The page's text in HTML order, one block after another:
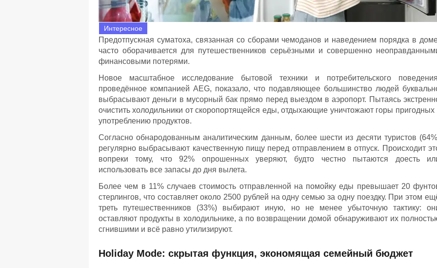
Интересное
Предотпускная суматоха, связанная со сборами чемоданов и наведением порядка в
часто оборачивается для путешественников серьёзными и совершенно
финансовыми потерями.
Новое масштабное исследование бытовой техники и потребительского
проведённое компанией AEG, показало, что подавляющее большинство людей
выбрасывают деньги в мусорный бак прямо перед выездом в аэропорт. Пытаясь
очистить холодильники от скоропортящейся еды, отдыхающие уничтожают горы пригодных
употреблению продуктов.
Согласно обнародованным аналитическим данным, более шести из десяти туристов
регулярно выбрасывают качественную пищу перед отправлением в отпуск. Происходит
вопреки тому, что 92% опрошенных уверяют, будто честно пытаются доесть
использовать все запасы до дня вылета.
Более чем в 11% случаев стоимость отправленной на помойку еды превышает 20
стерлингов, что составляет около 2500 рублей на одну семью за одну поездку. При этом
треть путешественников (33%) выбирают иную, но не менее убыточную тактику:
оставляют продукты в холодильнике, а по возвращении домой обнаруживают их
сгнившими и всё равно утилизируют.
Holiday Mode: скрытая функция, экономящая семейный бюджет